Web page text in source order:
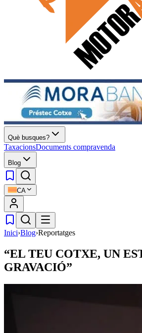
Què busques?
TaxacionsDocuments compravenda
Blog
CA
Inici›Blog›Reportatges
“EL TEU COTXE, UN
GRAVACIÓ”